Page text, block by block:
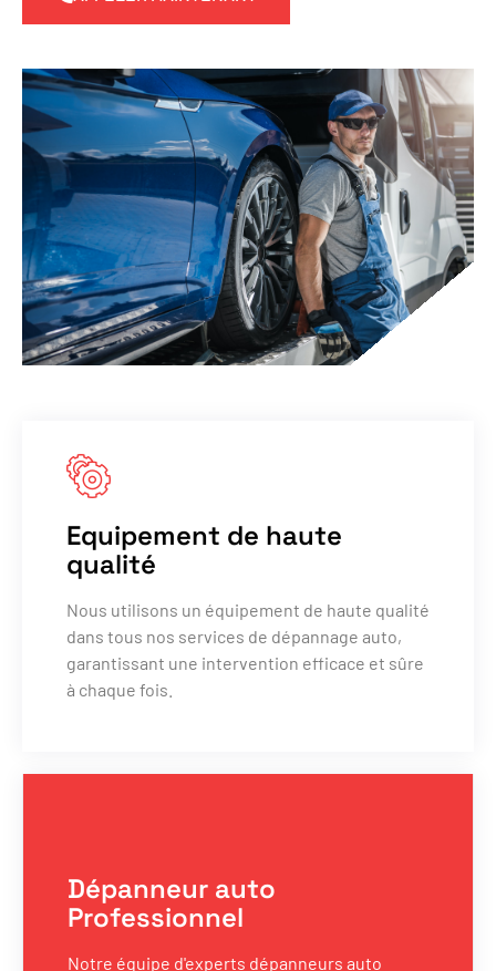
Equipement de haute
qualité
Nous utilisons un équipement de haute qualité
dans tous nos services de dépannage auto,
garantissant une intervention efficace et sûre
à chaque fois.
Dépanneur auto
Professionnel
Notre équipe d'experts dépanneurs auto